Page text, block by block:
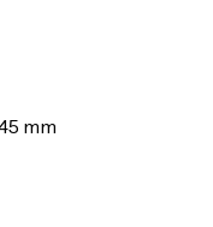
mm